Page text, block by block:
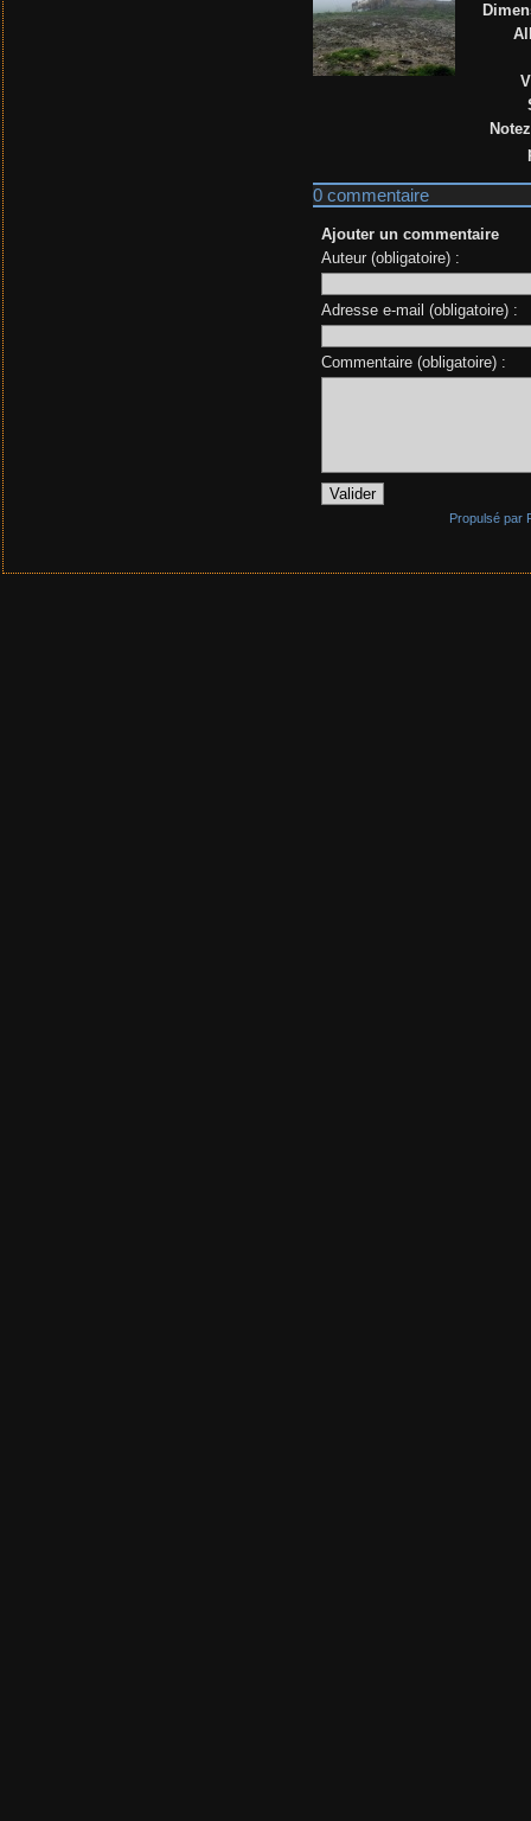
0 commentaire
Ajouter un commentaire
Auteur (obligatoire) :
Adresse e-mail (obligatoire) :
Commentaire (obligatoire) :
Propulsé par